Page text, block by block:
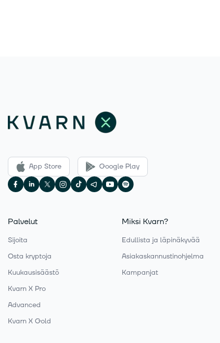
App Store Google Play
Palvelut
Sijoita
Osta kryptoja
Kuukausisäästö
Kvarn X Pro
Advanced
Kvarn X Gold
Miksi Kvarn?
Edullista ja läpinäkyvää
Asiakaskannustinohjelma
Kampanjat